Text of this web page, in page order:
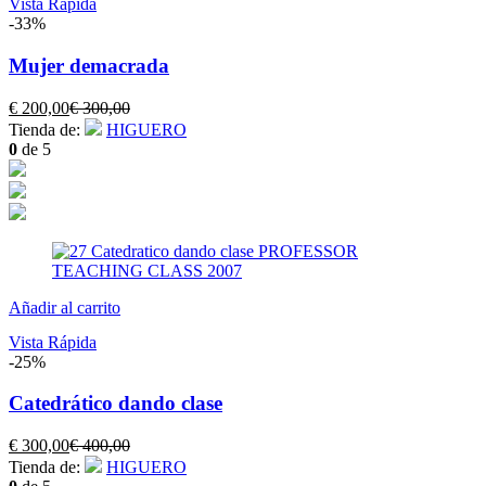
Vista Rápida
-33%
Mujer demacrada
€ 200,00El
precio
€300,00El
precio
Tienda de:
HIGUERO
0 de 5
Añadir al carrito
Vista Rápida
-25%
Catedrático dando clase
€ 300,00El
precio
€400,00El
precio
Tienda de:
HIGUERO